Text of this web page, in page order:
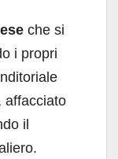
che si
i propri
affacciato
il